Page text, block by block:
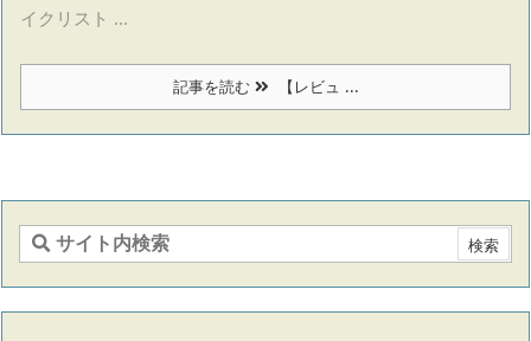
イクリスト ...
記事を読む 【レビュ ...